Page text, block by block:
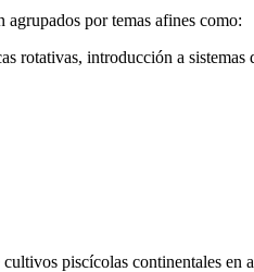
por temas afines como:
rotativas, introducción a
piscícolas continentales en